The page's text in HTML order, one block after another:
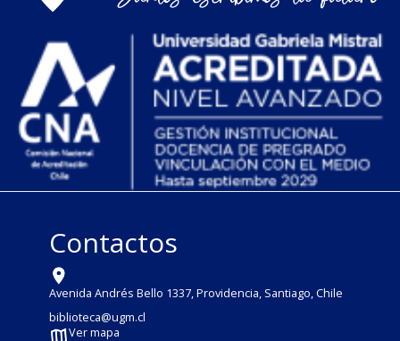
Contactos
Avenida Andrés Bello 1337, Providencia, Santiago, Chile
biblioteca@ugm.cl
Ver mapa